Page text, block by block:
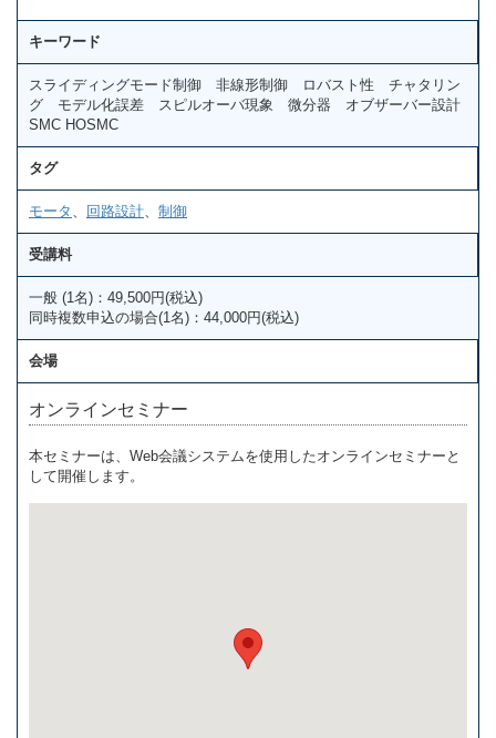
キーワード
スライディングモード制御 非線形制御 ロバスト性 チャタリン
グ モデル化誤差 スピルオーバ現象 微分器 オブザーバー設計
SMC HOSMC
タグ
モータ 回路設計 制御
受講料
一般 (1名)：49,500円(税込)
同時複数申込の場合(1名)：44,000円(税込)
会場
オンラインセミナー
本セミナーは、Web会議システムを使用したオンラインセミナーと
して開催します。